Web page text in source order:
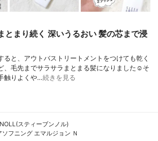
とまり続く 深いうるおい 髪の芯まで浸
ると、アウトバストリートメントをつけても乾く
、毛先までサラサラまとまる髪になりました☺️そ
触りよくや…続きを見る
スティーブンノル)
フニング エマルジョン Ｎ